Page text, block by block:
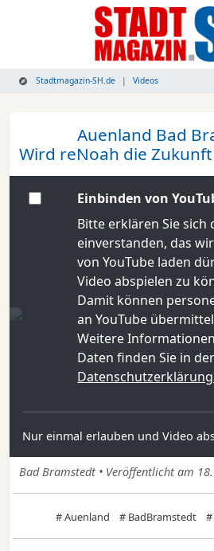
Stadtmagazin-SH.de Videos
Auenland Bad
Wird reNoah die
Einbinden von
Bitte erklären Sie sich
einverstanden, das
von YouTube laden
Video abspielen zu
Damit können
an YouTube
Weitere
Daten finden Sie in der
Nur einmal erlauben und Video
Bad Bramstedt • Veröffentlicht am
# Auenland # BadBramstedt